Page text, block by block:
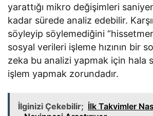
yarattığı mikro değişimleri
kadar sürede analiz edebilir.
söyleyip söylemediğini
sosyal verileri işleme hızının bir
zeka bu analizi yapmak için hala
işlem yapmak zorundadır.
İlginizi Çekebilir; İlk Takvimler